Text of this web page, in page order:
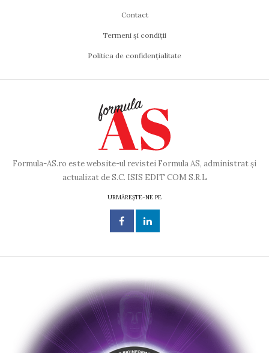
Contact
Termeni și condiții
Politica de confidențialitate
Formula-AS.ro este website-ul revistei Formula AS, administrat și
actualizat de S.C. ISIS EDIT COM S.R.L
URMĂREȘTE-NE PE